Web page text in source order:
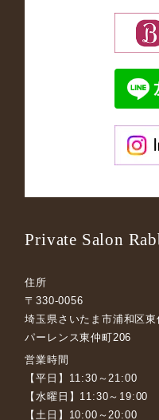
Private Salon
住所
〒330-0056
埼玉県さいたま市浦和区
パーレンス東仲町206
営業時間
【平日】11:30～21:00
【水曜日】11:30～19:00
【土日】10:00～20:00